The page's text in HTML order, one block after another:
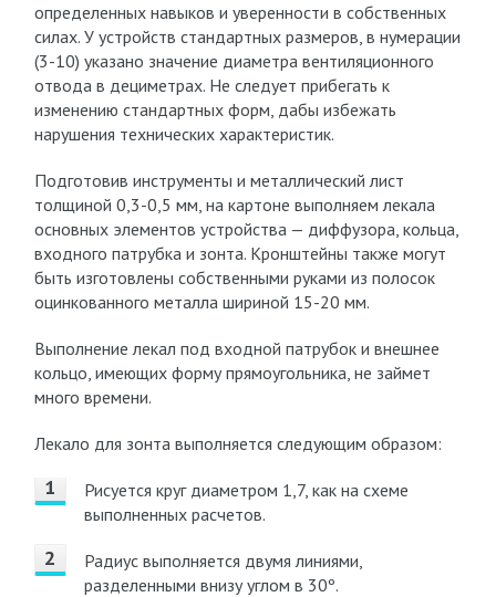
определенных навыков и уверенности в собственных
силах. У устройств стандартных размеров, в нумерации
(3-10) указано значение диаметра вентиляционного
отвода в дециметрах. Не следует прибегать к
изменению стандартных форм, дабы избежать
нарушения технических характеристик.
Подготовив инструменты и металлический лист
толщиной 0,3-0,5 мм, на картоне выполняем лекала
основных элементов устройства — диффузора, кольца,
входного патрубка и зонта. Кронштейны также могут
быть изготовлены собственными руками из полосок
оцинкованного металла шириной 15-20 мм.
Выполнение лекал под входной патрубок и внешнее
кольцо, имеющих форму прямоугольника, не займет
много времени.
Лекало для зонта выполняется следующим образом:
Рисуется круг диаметром 1,7, как на схеме
выполненных расчетов.
Радиус выполняется двумя линиями,
разделенными внизу углом в 30º.